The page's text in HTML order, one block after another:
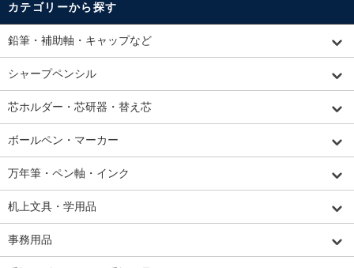
カテゴリーから探す
鉛筆・補助軸・キャップなど
シャープペンシル
芯ホルダー・芯研器・替え芯
ボールペン・マーカー
万年筆・ペン軸・インク
机上文具・学用品
事務用品